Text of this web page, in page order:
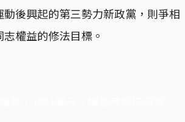
後興起的第三勢力新政黨，則爭相
權益的修法目標。